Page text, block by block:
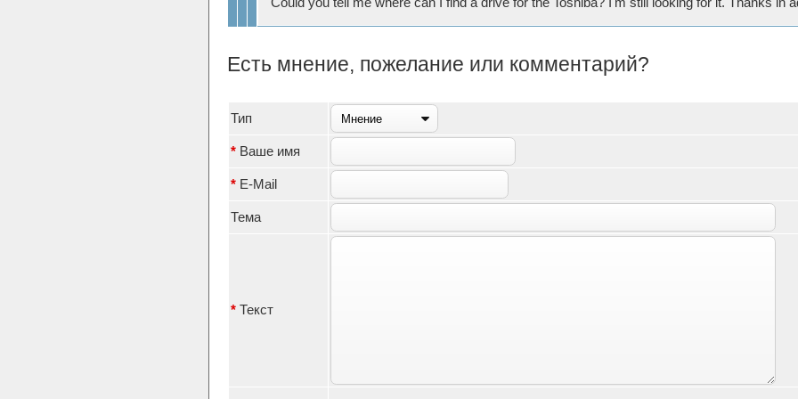
Есть мнение, пожелание или комментарий?
Тип
* Ваше имя
* E-Mail
Тема
* Текст